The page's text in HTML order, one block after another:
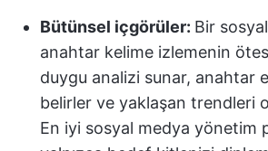
Bütünsel içgörüler: Bir
anahtar kelime izlemenin
duygu analizi sunar, anahtar
belirler ve yaklaşan trendleri
En iyi sosyal medya yönetim